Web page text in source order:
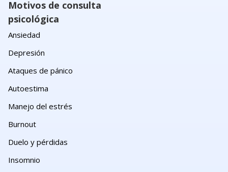
Motivos de consulta
psicológica
Ansiedad
Depresión
Ataques de pánico
Autoestima
Manejo del estrés
Burnout
Duelo y pérdidas
Insomnio